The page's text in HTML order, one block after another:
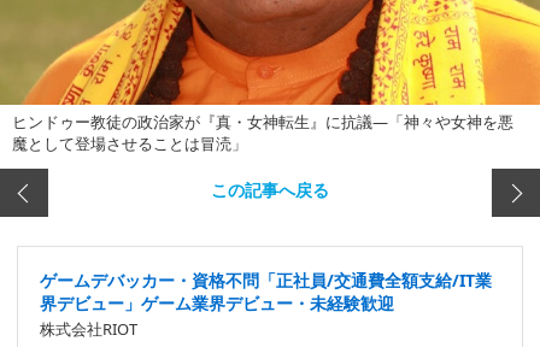
ヒンドゥー教徒の政治家が『真・女神転生』に抗議―「神々や女神を悪
魔として登場させることは冒涜」
この記事へ戻る
ゲームデバッカー・資格不問「正社員/交通費全額支給/IT業
界デビュー」ゲーム業界デビュー・未経験歓迎
株式会社RIOT